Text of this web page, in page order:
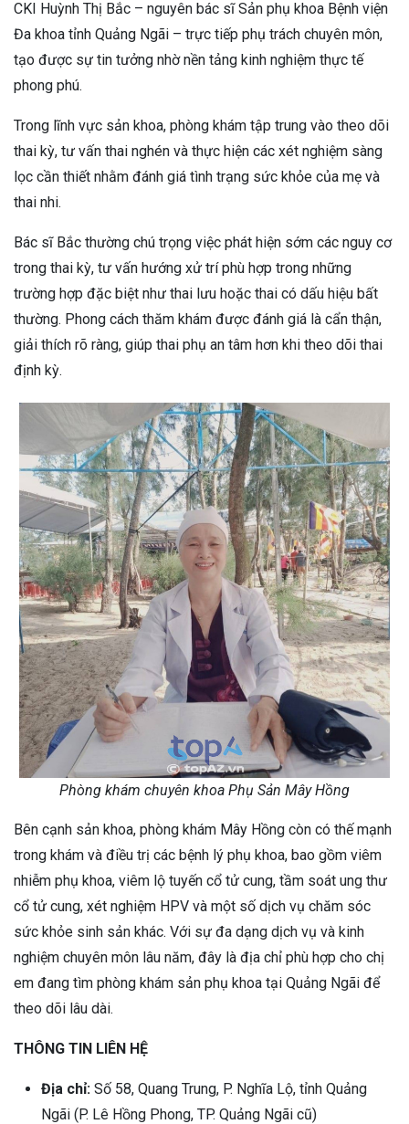
CKI Huỳnh Thị Bắc – nguyên bác sĩ Sản phụ khoa Bệnh viện
Đa khoa tỉnh Quảng Ngãi – trực tiếp phụ trách chuyên môn,
tạo được sự tin tưởng nhờ nền tảng kinh nghiệm thực tế
phong phú.
Trong lĩnh vực sản khoa, phòng khám tập trung vào theo dõi
thai kỳ, tư vấn thai nghén và thực hiện các xét nghiệm sàng
lọc cần thiết nhằm đánh giá tình trạng sức khỏe của mẹ và
thai nhi.
Bác sĩ Bắc thường chú trọng việc phát hiện sớm các nguy cơ
trong thai kỳ, tư vấn hướng xử trí phù hợp trong những
trường hợp đặc biệt như thai lưu hoặc thai có dấu hiệu bất
thường. Phong cách thăm khám được đánh giá là cẩn thận,
giải thích rõ ràng, giúp thai phụ an tâm hơn khi theo dõi thai
định kỳ.
Phòng khám chuyên khoa Phụ Sản Mây Hồng
Bên cạnh sản khoa, phòng khám Mây Hồng còn có thế mạnh
trong khám và điều trị các bệnh lý phụ khoa, bao gồm viêm
nhiễm phụ khoa, viêm lộ tuyến cổ tử cung, tầm soát ung thư
cổ tử cung, xét nghiệm HPV và một số dịch vụ chăm sóc
sức khỏe sinh sản khác. Với sự đa dạng dịch vụ và kinh
nghiệm chuyên môn lâu năm, đây là địa chỉ phù hợp cho chị
em đang tìm phòng khám sản phụ khoa tại Quảng Ngãi để
theo dõi lâu dài.
THÔNG TIN LIÊN HỆ
Địa chỉ: Số 58, Quang Trung, P. Nghĩa Lộ, tỉnh Quảng
Ngãi (P. Lê Hồng Phong, TP. Quảng Ngãi cũ)